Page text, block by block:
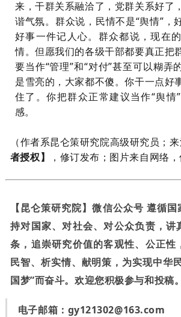
来，干群关系融洽了，党群关系好了
谐气氛。群众说，民情不是“舆情”，
好事一件记人心。群众都说，现在
情。但愿我们的各级干部都要真正把
要当作“管理”和“对付”甚至可以糊弄
是雪亮的，大家都不傻。你干一点好
住了。你把群众正常建议当作“舆情
感。
（作者系昆仑策研究院高级研究员 ；
者授权】
，修订发布；图片来自网络，
【昆仑策研究院】微信公众号 遵循
持对国家、对社会、对公众负责，讲
条，追崇研究价值的客观性、公正性
民智、析实情、献明策，为实现中华
国梦”而奋斗。欢迎您积极参与和投稿。
电子邮箱： gy121302@163.com